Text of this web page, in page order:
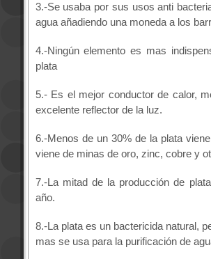
3.-Se usaba por sus usos anti
agua añadiendo una moneda a los
4.-Ningún elemento es mas
plata
5.- Es el mejor conductor de calor,
excelente reflector de la luz.
6.-Menos de un 30% de la plata
viene de minas de oro, zinc, cobre y
7.-La mitad de la producción de
año.
8.-La plata es un bactericida natural,
mas se usa para la purificación de